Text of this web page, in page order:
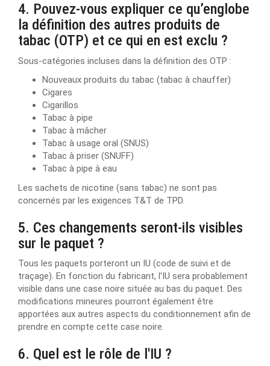
4. Pouvez-vous expliquer ce qu’englobe
la définition des autres produits de
tabac (OTP) et ce qui en est exclu ?
Sous-catégories incluses dans la définition des OTP :
Nouveaux produits du tabac (tabac à chauffer)
Cigares
Cigarillos
Tabac à pipe
Tabac à mâcher
Tabac à usage oral (SNUS)
Tabac à priser (SNUFF)
Tabac à pipe à eau
Les sachets de nicotine (sans tabac) ne sont pas
concernés par les exigences T&T de TPD.
5. Ces changements seront-ils visibles
sur le paquet ?
Tous les paquets porteront un IU (code de suivi et de
traçage). En fonction du fabricant, l'IU sera probablement
visible dans une case noire située au bas du paquet. Des
modifications mineures pourront également être
apportées aux autres aspects du conditionnement afin de
prendre en compte cette case noire.
6. Quel est le rôle de l'IU ?